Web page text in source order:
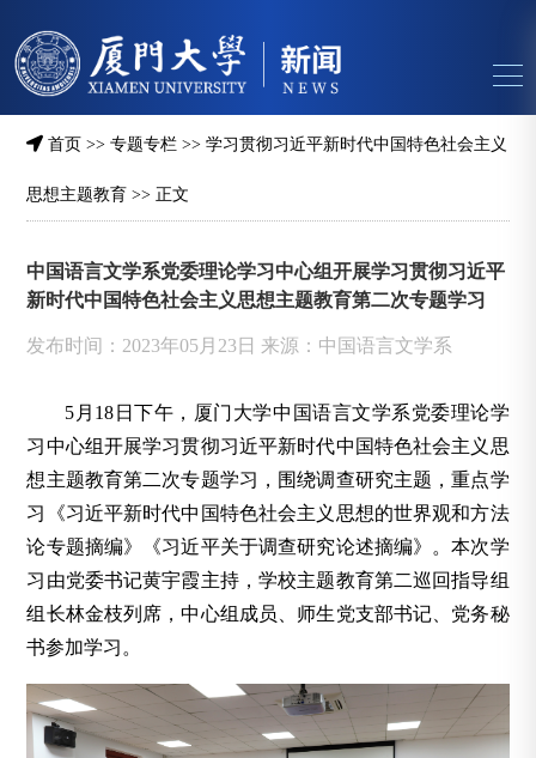
首页 >>专题专栏 >>学习贯彻习近平新时代中国特色社会主义
思想主题教育 >> 正文
中国语言文学系党委理论学习中心组开展学习贯彻习近平
新时代中国特色社会主义思想主题教育第二次专题学习
发布时间：2023年05月23日 来源：中国语言文学系
5月18日下午，厦门大学中国语言文学系党委理论学
习中心组开展学习贯彻习近平新时代中国特色社会主义思
想主题教育第二次专题学习，围绕调查研究主题，重点学
习《习近平新时代中国特色社会主义思想的世界观和方法
论专题摘编》《习近平关于调查研究论述摘编》。本次学
习由党委书记黄宇霞主持，学校主题教育第二巡回指导组
组长林金枝列席，中心组成员、师生党支部书记、党务秘
书参加学习。